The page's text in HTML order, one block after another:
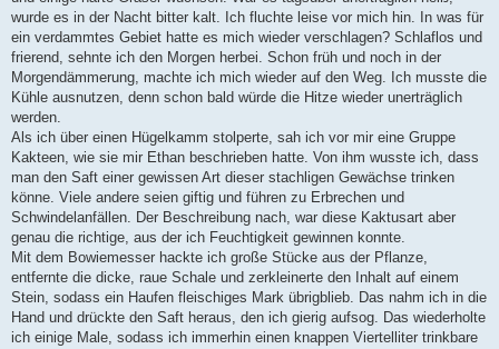
wurde es in der Nacht bitter kalt. Ich fluchte leise vor mich hin. In was für
ein verdammtes Gebiet hatte es mich wieder verschlagen? Schlaflos und
frierend, sehnte ich den Morgen herbei. Schon früh und noch in der
Morgendämmerung, machte ich mich wieder auf den Weg. Ich musste die
Kühle ausnutzen, denn schon bald würde die Hitze wieder unerträglich
werden.
Als ich über einen Hügelkamm stolperte, sah ich vor mir eine Gruppe
Kakteen, wie sie mir Ethan beschrieben hatte. Von ihm wusste ich, dass
man den Saft einer gewissen Art dieser stachligen Gewächse trinken
könne. Viele andere seien giftig und führen zu Erbrechen und
Schwindelanfällen. Der Beschreibung nach, war diese Kaktusart aber
genau die richtige, aus der ich Feuchtigkeit gewinnen konnte.
Mit dem Bowiemesser hackte ich große Stücke aus der Pflanze,
entfernte die dicke, raue Schale und zerkleinerte den Inhalt auf einem
Stein, sodass ein Haufen fleischiges Mark übrigblieb. Das nahm ich in die
Hand und drückte den Saft heraus, den ich gierig aufsog. Das wiederholte
ich einige Male, sodass ich immerhin einen knappen Viertelliter trinkbare